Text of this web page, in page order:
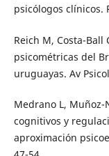
psicólogos clínicos.
Reich M, Costa-Ball
psicométricas del
uruguayas. Av
Medrano L, Muñoz-
cognitivos y
aproximación